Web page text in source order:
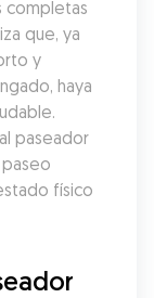
completas
que, ya
y
haya
paseador
físico